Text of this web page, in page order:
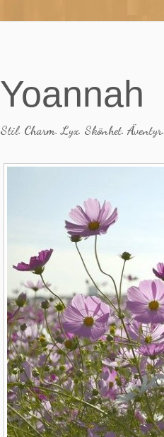
Yoannah
Stil. Charm. Lyx. Skönhet. Äventyr.